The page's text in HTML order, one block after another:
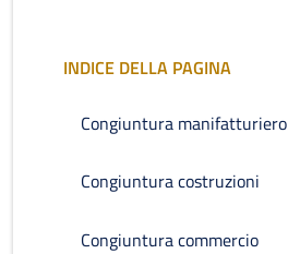
INDICE DELLA PAGINA
Congiuntura manifatturiero
Congiuntura costruzioni
Congiuntura commercio